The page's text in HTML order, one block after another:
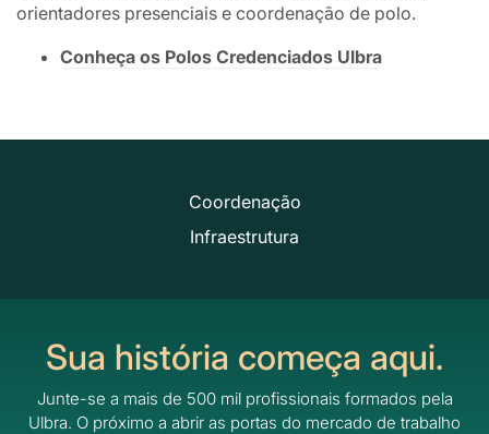
orientadores presenciais e coordenação de polo.
Conheça os Polos Credenciados Ulbra
Coordenação
Infraestrutura
Sua história começa aqui.
Junte-se a mais de 500 mil profissionais formados pela
Ulbra. O próximo a abrir as portas do mercado de trabalho